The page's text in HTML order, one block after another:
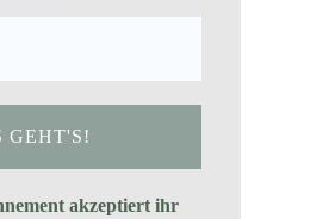
akzeptiert ihr